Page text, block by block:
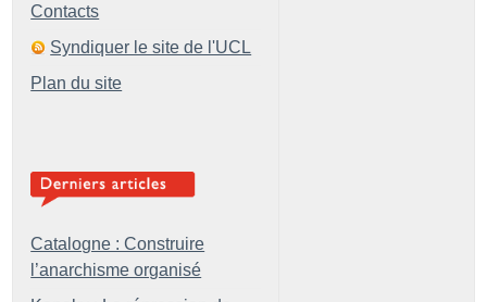
Contacts
Syndiquer le site de l'UCL
Plan du site
Catalogne : Construire
l’anarchisme organisé